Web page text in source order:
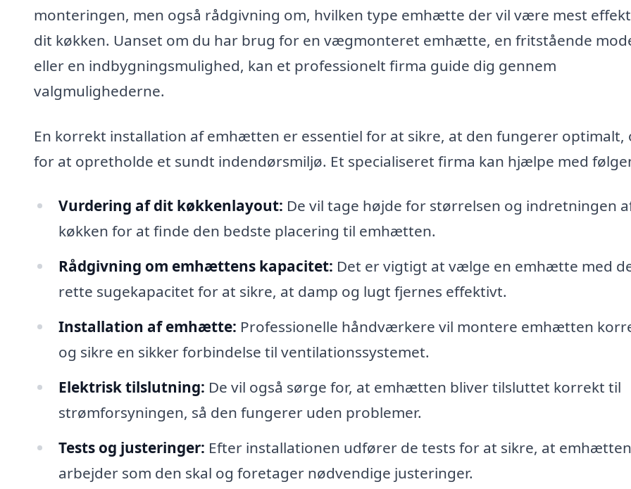
monteringen, men også rådgivning om, hvilken type emhætte der vil være mest
dit køkken. Uanset om du har brug for en vægmonteret emhætte, en fritstående
eller en indbygningsmulighed, kan et professionelt firma guide dig gennem
valgmulighederne.
En korrekt installation af emhætten er essentiel for at sikre, at den fungerer optimalt,
for at opretholde et sundt indendørsmiljø. Et specialiseret firma kan hjælpe med
Vurdering af dit køkkenlayout: De vil tage højde for størrelsen og indretningen
køkken for at finde den bedste placering til emhætten.
Rådgivning om emhættens kapacitet: Det er vigtigt at vælge en emhætte med
rette sugekapacitet for at sikre, at damp og lugt fjernes effektivt.
Installation af emhætte: Professionelle håndværkere vil montere emhætten
og sikre en sikker forbindelse til ventilationssystemet.
Elektrisk tilslutning: De vil også sørge for, at emhætten bliver tilsluttet korrekt til
strømforsyningen, så den fungerer uden problemer.
Tests og justeringer: Efter installationen udfører de tests for at sikre, at emhætten
arbejder som den skal og foretager nødvendige justeringer.